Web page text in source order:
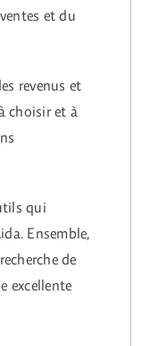
et du
revenus et
choisir et à
qui
Ensemble,
de
excellente